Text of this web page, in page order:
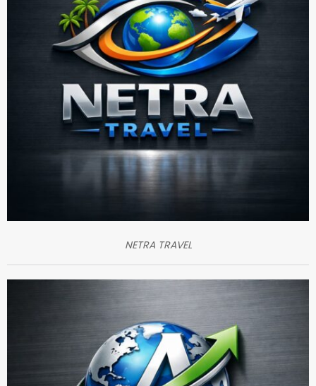
NETRA TRAVEL